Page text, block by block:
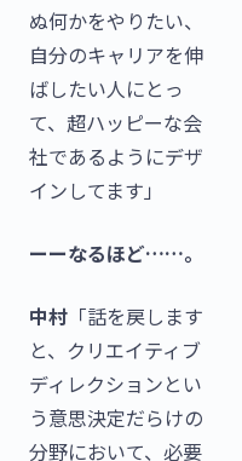
ぬ何かをやりたい、
自分のキャリアを伸
ばしたい人にとっ
て、超ハッピーな会
社であるようにデザ
インしてます」
ーーなるほど……。
中村 「話を戻します
と、クリエイティブ
ディレクションとい
う意思決定だらけの
分野において、必要